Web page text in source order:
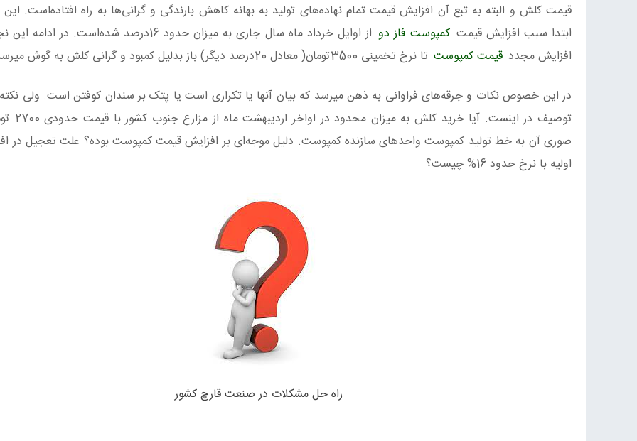
قیمت کلش و البته به تبع آن افزایش قیمت تمام نهاده‌های تولید به بهانه کاهش بارندگی و گرانی‌ها به راه افتاده‌است. این
ابتدا سبب افزایش قیمت کمپوست فاز دو
از اوایل خرداد ماه سال جاری به میزان حدود 16درصد شده‌است.
افزایش مجدد قیمت کمپوست تا نرخ تخمینی 3500تومان( معادل 20درصد دیگر) باز بدلیل کمبود و گرانی کلش به گوش میرسد.
در این خصوص نکات و جرقه‌های فراوانی به ذهن میرسد که بیان آنها یا تکراری است یا پتک بر سندان کوفتن است. ولی
توصیف در
صوری آن به خط تولید کمپوست واحدهای سازنده کمپوست. دلیل موجه‌ای بر افزایش قیمت کمپوست بوده؟ علت تعجیل در
اولیه با نرخ حدود 16% چیست؟
راه حل مشکلات در صنعت قارچ کشور